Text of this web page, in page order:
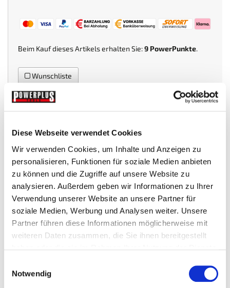
Diese Webseite verwendet Cookies
Wir verwenden Cookies, um Inhalte und Anzeigen zu
personalisieren, Funktionen für soziale Medien anbieten
zu können und die Zugriffe auf unsere Website zu
analysieren. Außerdem geben wir Informationen zu Ihrer
Verwendung unserer Website an unsere Partner für
soziale Medien, Werbung und Analysen weiter. Unsere
Partner führen diese Informationen möglicherweise mit
weiteren Daten zusammen, die Sie ihnen bereitgestellt
Notwendig
Beim Kauf dieses Artikels erhalten Sie:9 PowerPunkte.
Wunschliste
MEHR INFOS
Preis: € 9,95 inkl. MwSt. (5 Stk)